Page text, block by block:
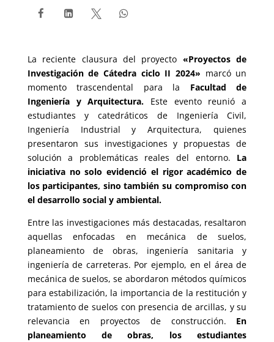
   
La reciente clausura del proyecto «Proyectos de
Investigación de Cátedra ciclo II 2024» marcó un
momento trascendental para la Facultad de
Ingeniería y Arquitectura. Este evento reunió a
estudiantes y catedráticos de Ingeniería Civil,
Ingeniería Industrial y Arquitectura, quienes
presentaron sus investigaciones y propuestas de
solución a problemáticas reales del entorno. La
iniciativa no solo evidenció el rigor académico de
los participantes, sino también su compromiso con
el desarrollo social y ambiental.
Entre las investigaciones más destacadas, resaltaron
aquellas enfocadas en mecánica de suelos,
planeamiento de obras, ingeniería sanitaria y
ingeniería de carreteras. Por ejemplo, en el área de
mecánica de suelos, se abordaron métodos químicos
para estabilización, la importancia de la restitución y
tratamiento de suelos con presencia de arcillas, y su
relevancia en proyectos de construcción. En
planeamiento de obras, los estudiantes